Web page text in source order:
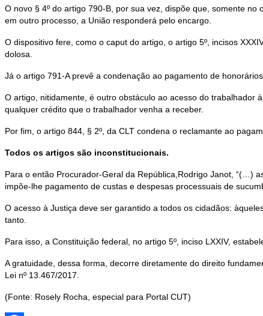
O novo § 4º do artigo 790-B, por sua vez, dispõe que, somente
em outro processo, a União responderá pelo encargo.
O dispositivo fere, como o caput do artigo, o artigo 5º, incisos
dolosa.
Já o artigo 791-A prevê a condenação ao pagamento de
O artigo, nitidamente, é outro obstáculo ao acesso do trabalhador
qualquer crédito que o trabalhador venha a receber.
Por fim, o artigo 844, § 2º, da CLT condena o reclamante ao
Todos os artigos são inconstitucionais.
Para o então Procurador-Geral da República,Rodrigo Janot, “(…)
impõe-lhe pagamento de custas e despesas processuais de
O acesso à Justiça deve ser garantido a todos os cidadãos:
tanto.
Para isso, a Constituição federal, no artigo 5º, inciso LXXIV,
A gratuidade, dessa forma, decorre diretamente do direito
Lei nº 13.467/2017.
(Fonte: Rosely Rocha, especial para Portal CUT)